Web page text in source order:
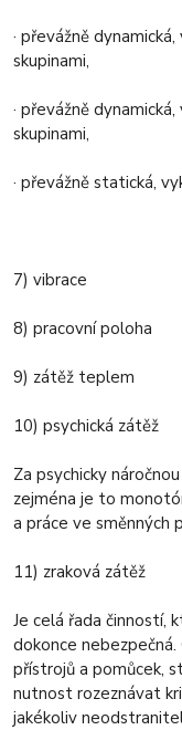
· převážně
skupinami,
· převážně
skupinami,
· převážně statická,
7) vibrace
8) pracovní poloha
9) zátěž teplem
10) psychická zátěž
Za psychicky
zejména je to
a práce ve směnných
11) zraková zátěž
Je celá řada činností,
dokonce
přístrojů a pomůcek,
nutnost rozeznávat
jakékoliv